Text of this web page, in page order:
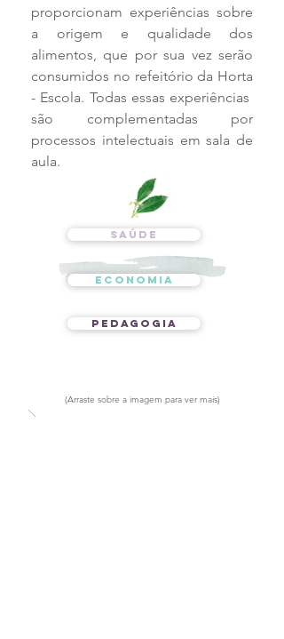
proporcionam experiências sobre
a origem e qualidade dos
alimentos, que por sua vez serão
consumidos no refeitório da Horta
- Escola. Todas essas experiências
são complementadas por
processos intelectuais em sala de
aula.
ECONOMIA
SAÚDE
PEDAGOGIA
(Arraste sobre a imagem para ver mais)